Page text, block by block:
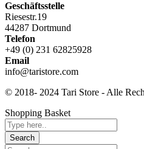
Geschäftsstelle
Riesestr.19
44287 Dortmund
Telefon
+49 (0) 231 62825928
Email
info@taristore.com
© 2018- 2024 Tari Store - Alle
Shopping Basket